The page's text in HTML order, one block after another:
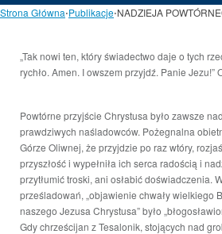
Strona Główna⋅Publikacje⋅NADZIEJA
„Tak nowi ten, który świadectwo daje o tych
rychło. Amen. I owszem przyjdź. Panie Jezu!”
Powtórne przyjście Chrystusa było zawsze
prawdziwych naśladowców. Pożegnalna
Górze Oliwnej, że przyjdzie po raz wtóry,
przyszłość i wypełniła ich serca radością i
przytłumić troski, ani osłabić doświadczenia.
prześladowań, „objawienie chwały wielkiego
naszego Jezusa Chrystusa” było
Gdy chrześcijan z Tesalonik, stojących nad